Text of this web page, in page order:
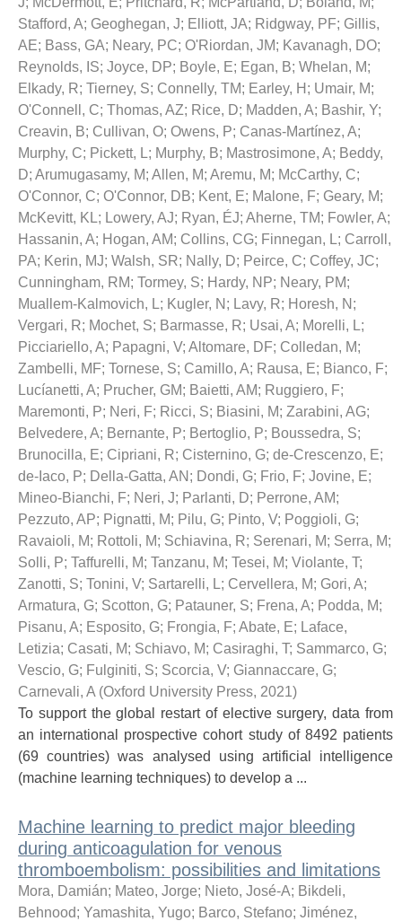
Stafford, A; Geoghegan, J; Elliott, JA; Ridgway, PF; Gillis,
AE; Bass, GA; Neary, PC; O'Riordan, JM; Kavanagh, DO;
Reynolds, IS; Joyce, DP; Boyle, E; Egan, B; Whelan, M;
Elkady, R; Tierney, S; Connelly, TM; Earley, H ; Umair, M;
O'Connell, C; Thomas, AZ; Rice, D; Madden, A; Bashir, Y;
Creavin, B; Cullivan, O; Owens, P; Canas-Martínez, A;
Murphy, C; Pickett, L; Murphy, B; Mastrosimone, A; Beddy,
D; Arumugasamy, M; Allen, M; Aremu, M; McCarthy, C;
O'Connor, C; O'Connor, DB; Kent, E; Malone, F; Geary, M;
McKevitt, KL; Lowery, AJ; Ryan, ÉJ; Aherne, TM; Fowler, A;
Hassanin, A; Hogan, AM; Collins, CG; Finnegan, L; Carroll,
PA; Kerin, MJ; Walsh, SR; Nally, D; Peirce, C; Coffey, JC;
Cunningham, RM; Tormey, S; Hardy, NP; Neary, PM;
Muallem-Kalmovich, L; Kugler, N ; Lavy, R; Horesh, N ;
Vergari, R; Mochet, S; Barmasse, R; Usai, A; Morelli, L;
Picciariello, A; Papagni, V; Altomare, DF; Colledan, M;
Zambelli, MF; Tornese, S; Camillo, A; Rausa, E; Bianco, F;
Lucíanetti, A; Prucher, GM; Baietti, AM; Ruggiero, F;
Maremonti, P; Neri, F; Ricci, S; Biasini, M; Zarabini, AG;
Belvedere, A; Bernante, P; Bertoglio, P; Boussedra, S;
Brunocilla, E; Cipriani, R; Cisternino, G; de-Crescenzo, E;
de-Iaco, P; Della-Gatta, AN ; Dondi, G; Frio, F; Jovine, E;
Mineo-Bianchi, F; Neri, J; Parlanti, D; Perrone, AM;
Pezzuto, AP; Pignatti, M; Pilu, G; Pinto, V; Poggioli, G;
Ravaioli, M; Rottoli, M; Schiavina, R; Serenari, M; Serra, M;
Solli, P; Taffurelli, M; Tanzanu, M; Tesei, M; Violante, T;
Zanotti, S; Tonini, V; Sartarelli, L; Cervellera, M; Gori, A;
Armatura, G; Scotton, G; Patauner, S; Frena, A; Podda, M;
Pisanu, A; Esposito, G; Frongia, F; Abate, E; Laface,
Letizia; Casati, M; Schiavo, M; Casiraghi, T; Sammarco, G;
Vescio, G; Fulginiti, S; Scorcia, V; Giannaccare, G;
Carnevali, A (Oxford University Press, 2021)
To support the global restart of elective surgery, data from
an international prospective cohort study of 8492 patients
(69 countries) was analysed using artificial intelligence
(machine learning techniques) to develop a ...
Machine learning to predict major bleeding
during anticoagulation for venous
thromboembolism: possibilities and limitations
Mora, Damián; Mateo, Jorge; Nieto, José-A; Bikdeli,
Behnood; Yamashita, Yugo; Barco, Stefano; Jiménez,